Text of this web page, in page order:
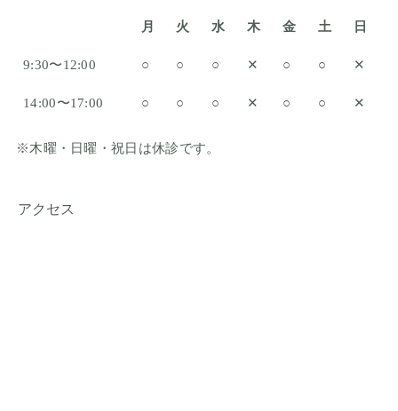
月 火 水 木 金 土 日
9:30〜12:00 ○ ○ ○ ✕ ○ ○ ✕
14:00〜17:00 ○ ○ ○ ✕ ○ ○ ✕
※木曜・日曜・祝日は休診です。
アクセス